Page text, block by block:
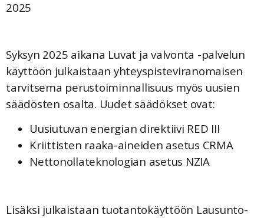
2025
Syksyn 2025 aikana Luvat ja valvonta -palvelun
käyttöön julkaistaan yhteyspisteviranomaisen
tarvitsema perustoiminnallisuus myös uusien
säädösten osalta. Uudet säädökset ovat:
Uusiutuvan energian direktiivi RED III
Kriittisten raaka-aineiden asetus CRMA
Nettonollateknologian asetus NZIA
Lisäksi julkaistaan tuotantokäyttöön Lausunto-